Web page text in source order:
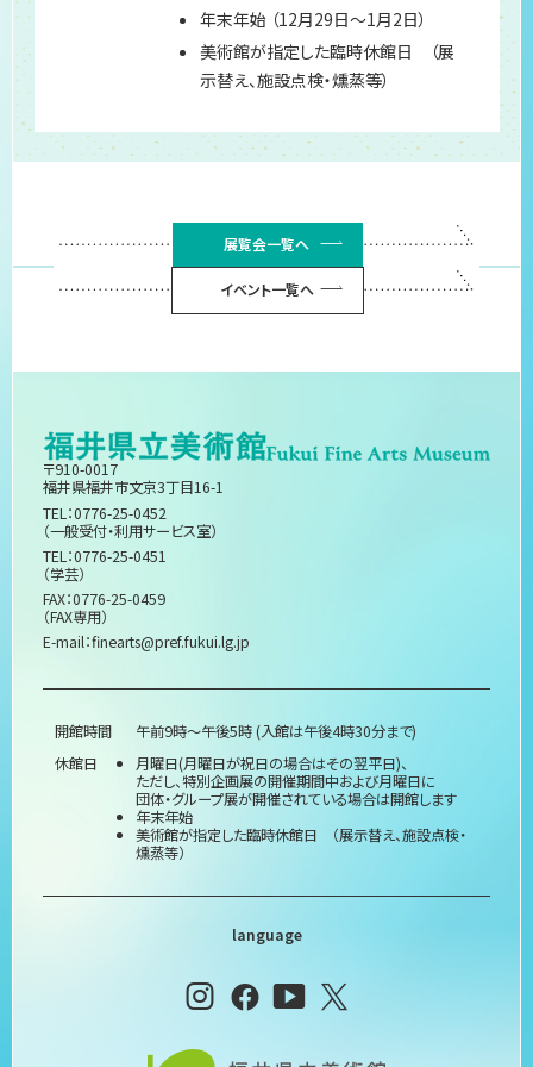
年末年始 （12月29日～1月2日）
美術館が指定した臨時休館日 （展
示替え、施設点検・燻蒸等）
展覧会一覧へ
イベント一覧へ
〒910-0017
福井県福井市文京3丁目16-1
TEL：0776-25-0452
（一般受付・利用サービス室）
TEL：0776-25-0451
（学芸）
FAX：0776-25-0459
（FAX専用）
E-mail：finearts@pref.fukui.lg.jp
開館時間
午前9時～午後5時 (入館は午後4時30分まで)
休館日
月曜日(月曜日が祝日の場合はその翌平日)、
ただし、特別企画展の開催期間中および月曜日に
団体・グループ展が開催されている場合は開館します
年末年始
美術館が指定した臨時休館日 （展示替え、施設点検・
燻蒸等）
language